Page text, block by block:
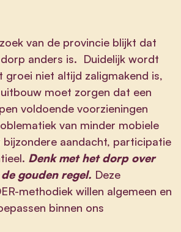
van de provincie blijkt dat
anders is. Duidelijk wordt
groei niet altijd zaligmakend is,
moet zorgen dat een
voldoende voorzieningen
van minder mobiele
bijzondere aandacht, participatie
Denk met het dorp over
gouden regel. Deze
methodiek willen algemeen en
binnen ons